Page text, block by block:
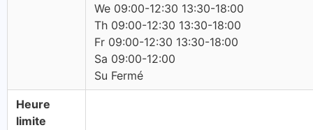
We 09:00-12:30 13:30-18:00
Th 09:00-12:30 13:30-18:00
Fr 09:00-12:30 13:30-18:00
Sa 09:00-12:00
Su Fermé
Heure
limite